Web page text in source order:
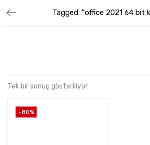
Tagged: "office 2021 64 bit
GIRIŞ YAP
Beni hatırla
Tek bir sonuç gösteriliyor
-80%